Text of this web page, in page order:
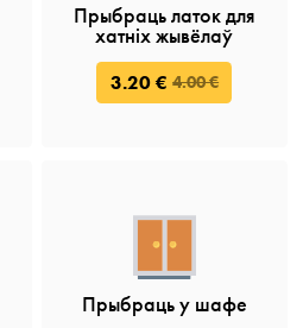
Прыбраць латок для
хатніх жывёлаў
3.20 € 4.00 €
Прыбраць у шафе